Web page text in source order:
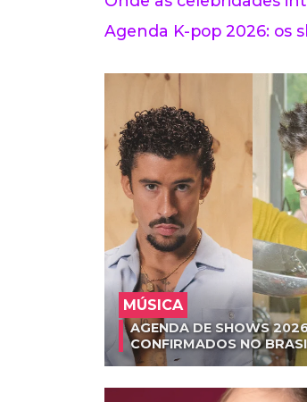
Agenda K-pop 2026: os
MÚSICA
AGENDA DE SHOWS
CONFIRMADOS NO